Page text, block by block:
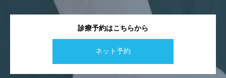
診療予約はこちらから
ネット予約